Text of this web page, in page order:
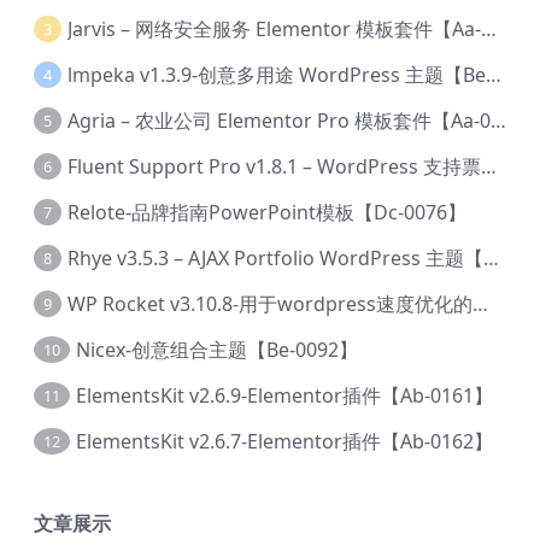
3 Jarvis – 网络安全服务 Elementor 模板套件【Aa-0035】
4 lmpeka v1.3.9-创意多用途 WordPress 主题【Be-0064】
5 Agria – 农业公司 Elementor Pro 模板套件【Aa-0003】
6 Fluent Support Pro v1.8.1 – WordPress 支持票务系统【Cc-0041】
7 Relote-品牌指南PowerPoint模板【Dc-0076】
8 Rhye v3.5.3 – AJAX Portfolio WordPress 主题【Bi-0049】
9 WP Rocket v3.10.8-用于wordpress速度优化的缓存加速插件【Cd-0019】
10 Nicex-创意组合主题【Be-0092】
11 ElementsKit v2.6.9-Elementor插件【Ab-0161】
12 ElementsKit v2.6.7-Elementor插件【Ab-0162】
文章展示